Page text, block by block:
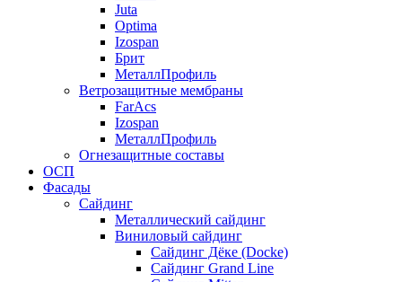
Juta
Optima
Izospan
Брит
МеталлПрофиль
Ветрозащитные мембраны
FarAcs
Izospan
МеталлПрофиль
Огнезащитные составы
ОСП
Фасады
Сайдинг
Металлический сайдинг
Виниловый сайдинг
Сайдинг Дёке (Docke)
Сайдинг Grand Line